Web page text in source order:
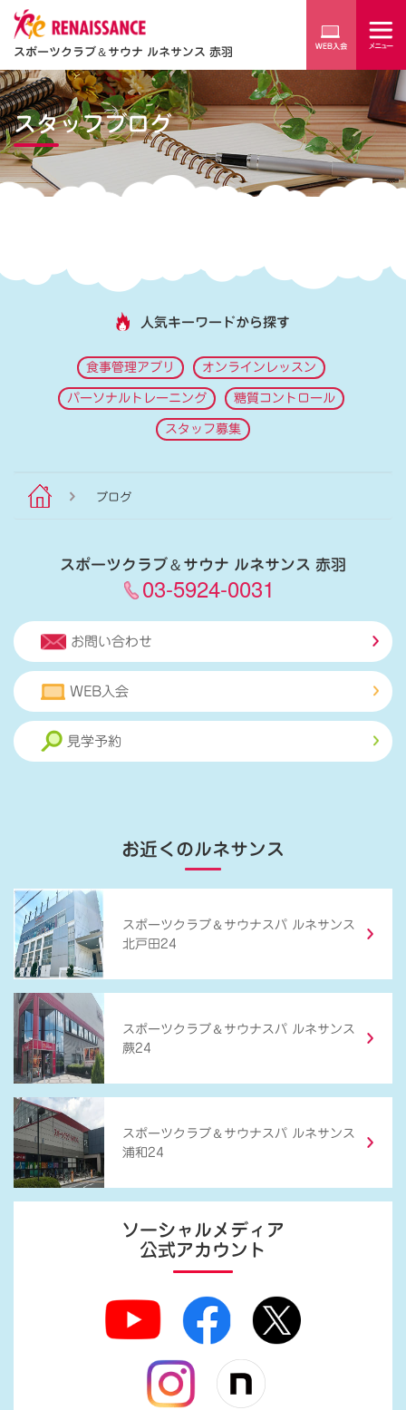
スポーツクラブ＆サウナ ルネサンス 赤羽
スタッフブログ
人気キーワードから探す
食事管理アプリ オンラインレッスン
パーソナルトレーニング 糖質コントロール
スタッフ募集
ブログ
スポーツクラブ＆サウナ ルネサンス 赤羽
03-5924-0031
お問い合わせ
WEB入会
見学予約
お近くのルネサンス
スポーツクラブ ＆ サウナスパ ルネサンス
北戸田24
スポーツクラブ ＆ サウナスパ ルネサンス
蕨24
スポーツクラブ ＆ サウナスパ ルネサンス
浦和24
ソーシャルメディア
公式アカウント